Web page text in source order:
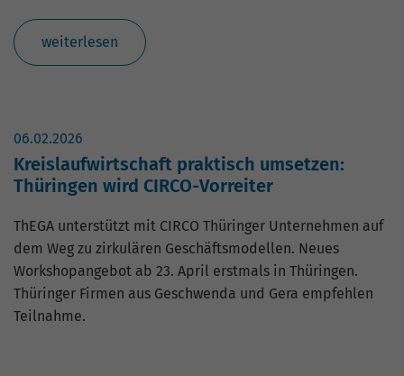
weiterlesen
06.02.2026
Kreislaufwirtschaft praktisch umsetzen:
Thüringen wird CIRCO-Vorreiter
ThEGA unterstützt mit CIRCO Thüringer Unternehmen auf
dem Weg zu zirkulären Geschäftsmodellen. Neues
Workshopangebot ab 23. April erstmals in Thüringen.
Thüringer Firmen aus Geschwenda und Gera empfehlen
Teilnahme.
Dies ist ein von Google Analytics
gesetztes Cookie vom Mustertyp, bei dem
das Musterelement auf dem Namen die
um die von Google auf Websites mit
hohem Traffic-Aufkommen
aufgezeichnete Datenmenge zu
begrenzen.